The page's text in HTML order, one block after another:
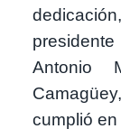
Antonio
cumplió